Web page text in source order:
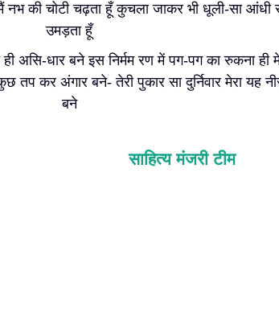
नभ की चोटी चढ़ता हूँ कुचला जाकर भी धूली-सा आंधी
उमड़ता हूँ
असि-धार बने इस निर्मम रण में पग-पग का रुकना ही
तप कर अंगार बने- तेरी पुकार सा दुर्निवार मेरा यह
बने
साहित्य मंजरी टीम